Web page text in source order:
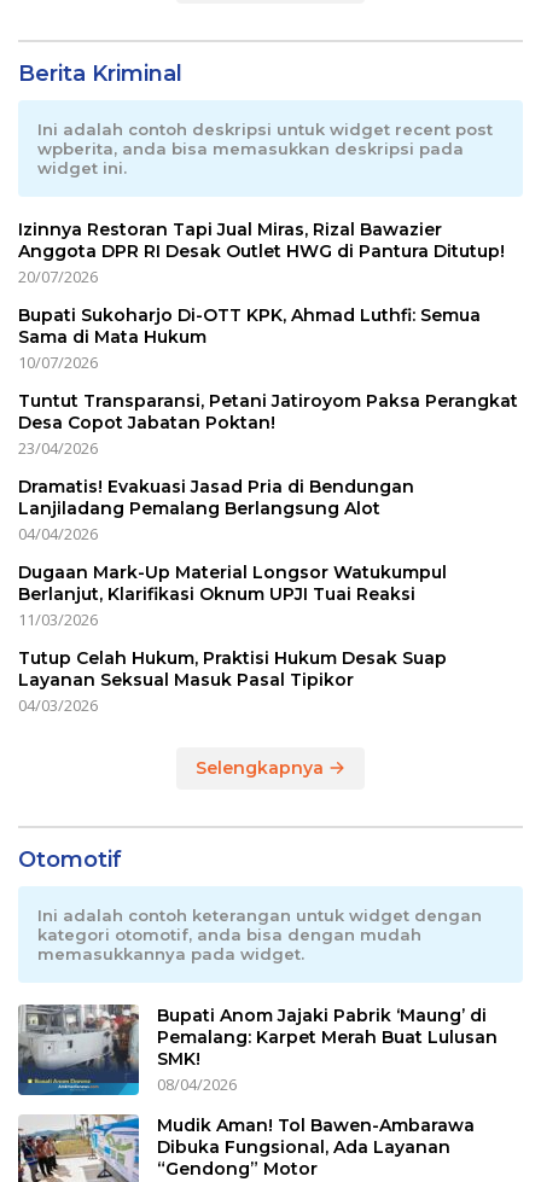
Berita Kriminal
Ini adalah contoh deskripsi untuk widget recent post
wpberita, anda bisa memasukkan deskripsi pada
widget ini.
Izinnya Restoran Tapi Jual Miras, Rizal Bawazier
Anggota DPR RI Desak Outlet HWG di Pantura Ditutup!
20/07/2026
Bupati Sukoharjo Di-OTT KPK, Ahmad Luthfi: Semua
Sama di Mata Hukum
10/07/2026
Tuntut Transparansi, Petani Jatiroyom Paksa Perangkat
Desa Copot Jabatan Poktan!
23/04/2026
Dramatis! Evakuasi Jasad Pria di Bendungan
Lanjiladang Pemalang Berlangsung Alot
04/04/2026
Dugaan Mark-Up Material Longsor Watukumpul
Berlanjut, Klarifikasi Oknum UPJI Tuai Reaksi
11/03/2026
Tutup Celah Hukum, Praktisi Hukum Desak Suap
Layanan Seksual Masuk Pasal Tipikor
04/03/2026
Selengkapnya
Otomotif
Ini adalah contoh keterangan untuk widget dengan
kategori otomotif, anda bisa dengan mudah
memasukkannya pada widget.
Bupati Anom Jajaki Pabrik ‘Maung’ di
Pemalang: Karpet Merah Buat Lulusan
SMK!
08/04/2026
Mudik Aman! Tol Bawen-Ambarawa
Dibuka Fungsional, Ada Layanan
“Gendong” Motor